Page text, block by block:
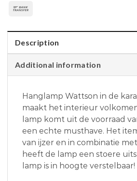
Description
Additional information
Hanglamp Wattson in de
maakt het interieur
lamp komt uit de voorraad
een echte musthave. Het
van ijzer en in combinatie
heeft de lamp een stoere
lamp is in hoogte verstelbaar!